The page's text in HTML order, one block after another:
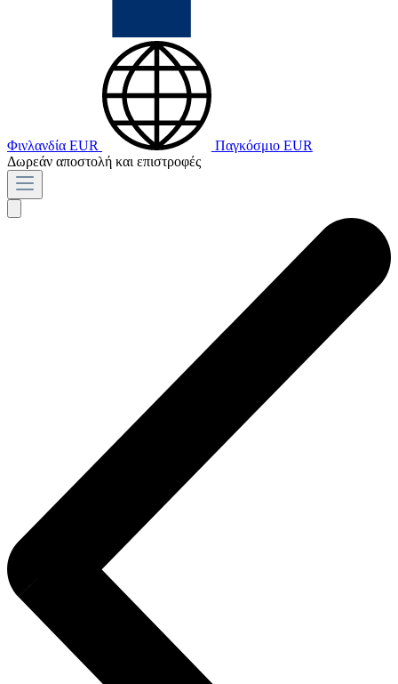
Φινλανδία EUR Παγκόσμιο EUR
Δωρεάν αποστολή και επιστροφές